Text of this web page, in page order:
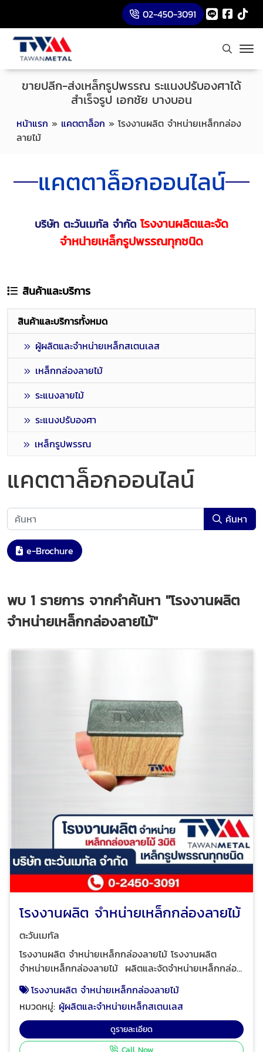
02-450-3091
หน้าแรก » แคตตาล็อก » โรงงานผลิต จำหน่ายเหล็กกล่อง
ลายไม้
ขายปลีก-ส่งเหล็กรูปพรรณ ระแนงปรับองศาได้
สำเร็จรูป เอกชัย บางบอน
แคตตาล็อกออนไลน์
บริษัท ตะวันเมทัล จำกัด โรงงานผลิตและจัด
จำหน่ายเหล็กรูปพรรณทุกชนิด
สินค้าและบริการ
สินค้าและบริการทั้งหมด
ผู้ผลิตและจำหน่ายเหล็กสเตนเลส
เหล็กกล่องลายไม้
ระแนงลายไม้
ระแนงปรับองศา
เหล็กรูปพรรณ
แคตตาล็อกออนไลน์
ค้นหา
e-Brochure
พบ 1 รายการ จากคำค้นหา "โรงงานผลิต
จำหน่ายเหล็กกล่องลายไม้"
โรงงานผลิต จำหน่ายเหล็กกล่องลายไม้
ตะวันเมทัล
โรงงานผลิต จำหน่ายเหล็กกล่องลายไม้ โรงงานผลิต
จำหน่ายเหล็กกล่องลายไม้ ผลิตและจัดจำหน่ายเหล็กกล่อง
วันเมทัล คือ ราคาถูกที่สุด สีลายไม้ที่ไม่เหมือนใครในตลาด
สวยงาม เรียบหรู สมจริงเหมือนไม้ธรรมชาติ คุณภาพสูง
ได้มาตรฐานความแข็งแรง ทนทาน พร้อมจำหน่ายเหล็ก
กล่องลายไม้ขนาด 2นิ้ว และ 4นิ้ว รับตัดความยาวตาม
โรงงานผลิต จำหน่ายเหล็กกล่องลายไม้
หมวดหมู่: ผู้ผลิตและจำหน่ายเหล็กสเตนเลส
ดูรายละเอียด